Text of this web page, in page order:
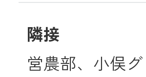
隣接
営農部、小俣